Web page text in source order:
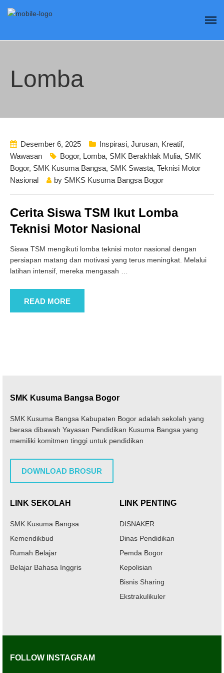
Lomba
Desember 6, 2025 Inspirasi, Jurusan, Kreatif,
Wawasan
Bogor, Lomba, SMK Berakhlak Mulia, SMK
Bogor, SMK Kusuma Bangsa, SMK Swasta, Teknisi Motor
Nasional
by SMKS Kusuma Bangsa Bogor
Cerita Siswa TSM Ikut Lomba
Teknisi Motor Nasional
Siswa TSM mengikuti lomba teknisi motor nasional dengan
persiapan matang dan motivasi yang terus meningkat. Melalui
latihan intensif, mereka mengasah
READ MORE
SMK Kusuma Bangsa Bogor
SMK Kusuma Bangsa Kabupaten Bogor adalah sekolah yang
berasa dibawah Yayasan Pendidikan Kusuma Bangsa yang
memiliki komitmen tinggi untuk pendidikan
DOWNLOAD BROSUR
LINK SEKOLAH
SMK Kusuma Bangsa
Kemendikbud
Rumah Belajar
Belajar Bahasa Inggris
LINK PENTING
DISNAKER
Dinas Pendidikan
Pemda Bogor
Kepolisian
Bisnis Sharing
Ekstrakulikuler
FOLLOW INSTAGRAM